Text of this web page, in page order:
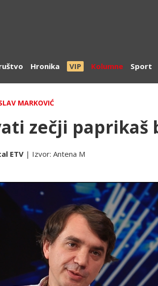
Hronika VIP Kolumne Sport
MARKOVIĆ
zečji paprikaš
ETV | Izvor: Antena M